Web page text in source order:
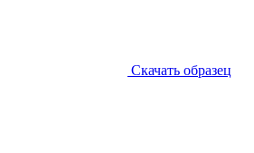
Скачать образец